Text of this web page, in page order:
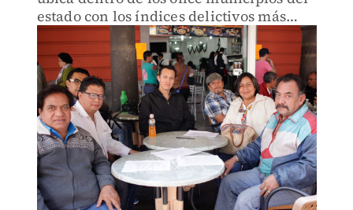
estado con los índices delictivos más
altos